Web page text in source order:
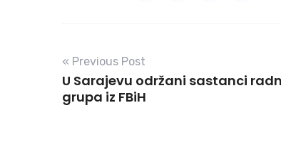
« Previous Post
U Sarajevu održani sastanci
grupa iz FBiH